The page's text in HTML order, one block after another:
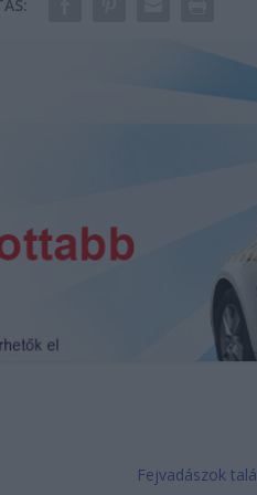
Fejvadászok